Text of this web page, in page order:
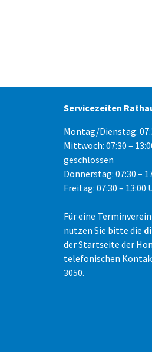
Servicezeiten
Montag/Dienstag:
Mittwoch: 07:30 –
geschlossen
Donnerstag: 07:30 –
Freitag: 07:30 –
Für eine
nutzen Sie bitte die
der Startseite der
telefonischen
3050.